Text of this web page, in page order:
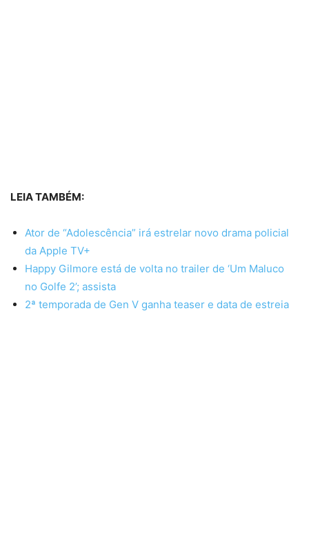
LEIA TAMBÉM:
Ator de “Adolescência” irá estrelar novo drama policial
da Apple TV+
Happy Gilmore está de volta no trailer de ‘Um Maluco
no Golfe 2’; assista
2ª temporada de Gen V ganha teaser e data de estreia